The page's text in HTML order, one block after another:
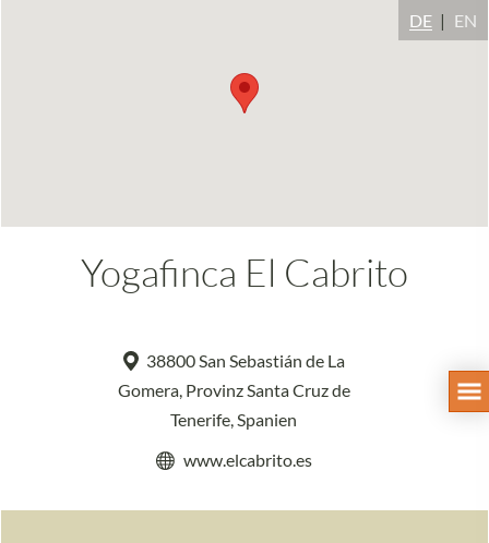
DE EN
Yogafinca El Cabrito
38800 San Sebastián de La
Gomera, Provinz Santa Cruz de
Tenerife, Spanien
www.elcabrito.es